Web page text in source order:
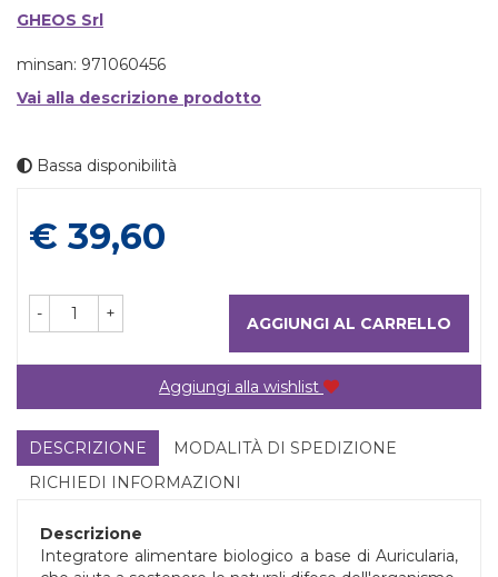
GHEOS Srl
minsan: 971060456
Vai alla descrizione prodotto
Bassa disponibilità
Prezzo
€ 39,60
- + AGGIUNGI AL CARRELLO
Aggiungi alla wishlist
DESCRIZIONE
MODALITÀ DI SPEDIZIONE
RICHIEDI INFORMAZIONI
Descrizione
Integratore alimentare biologico a base di Auricularia,